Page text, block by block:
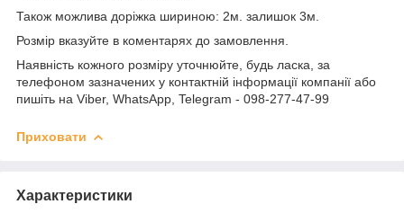
Також можлива доріжка шириною: 2м. залишок 3м.
Розмір вказуйте в коментарях до замовлення.
Наявність кожного розміру уточнюйте, будь ласка, за
телефоном зазначених у контактній інформації компанії або
пишіть на Viber, WhatsApp, Telegram - 098-277-47-99
Приховати
Характеристики